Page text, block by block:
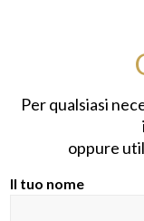
Per qualsiasi
oppure
Il tuo nome